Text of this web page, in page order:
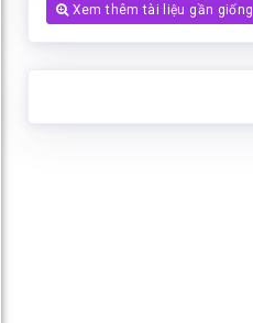
Xem thêm tài liệu gần giống